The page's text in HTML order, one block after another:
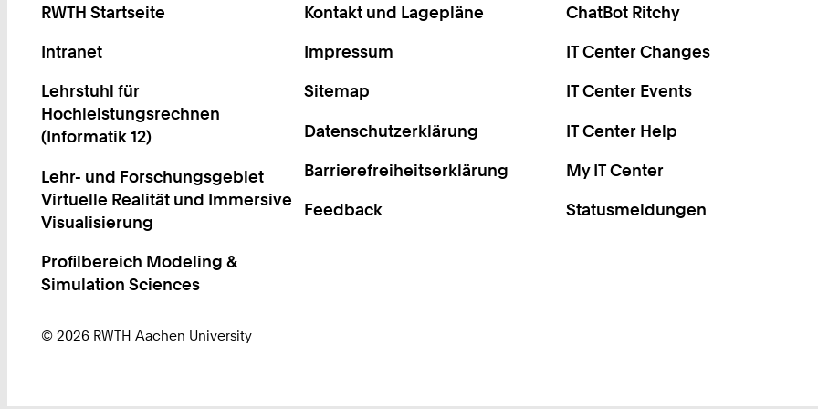
RWTH Startseite
Intranet
Lehrstuhl für
Hochleistungsrechnen
(Informatik 12)
Lehr- und Forschungsgebiet
Virtuelle Realität und Immersive
Visualisierung
Profilbereich Modeling &
Simulation Sciences
Kontakt und Lagepläne
Impressum
Sitemap
Datenschutzerklärung
Barrierefreiheitserklärung
Feedback
ChatBot Ritchy
IT Center Changes
IT Center Events
IT Center Help
My IT Center
Statusmeldungen
© 2026 RWTH Aachen University